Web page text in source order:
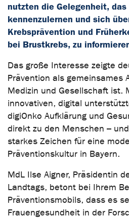
nutzten die Gelegenheit,
kennenzulernen und sich
Krebsprävention und
bei Brustkrebs, zu
Das große Interesse zeigte
Prävention als gemeinsames
Medizin und Gesellschaft ist.
innovativen, digital
digiOnko Aufklärung und
direkt zu den Menschen –
starkes Zeichen für eine
Präventionskultur in Bayern.
MdL Ilse Aigner, Präsidentin
Landtags, betont bei Ihrem
Präventionsmobils, dass es
Frauengesundheit in der